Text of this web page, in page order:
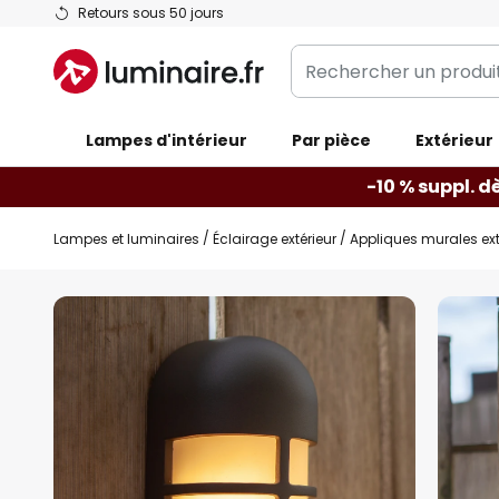
Retours sous 50 jours
Allez
contenu
Rechercher
un
catégorie...
Lampes d'intérieur Par pièce Extérieur
-10 % suppl.
Lampes et luminaires Éclairage extérieur Appliques murales
Skip